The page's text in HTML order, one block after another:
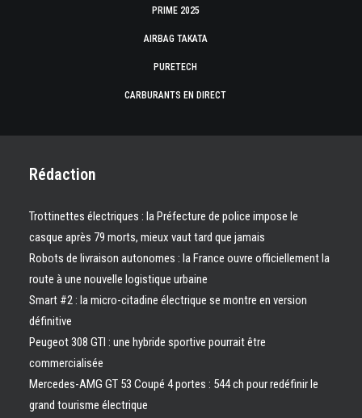
PRIME 2025
AIRBAG TAKATA
PURETECH
CARBURANTS EN DIRECT
Rédaction
Trottinettes électriques : la Préfecture de police impose le
casque après 79 morts, mieux vaut tard que jamais
Robots de livraison autonomes : la France ouvre officiellement la
route à une nouvelle logistique urbaine
Smart #2 : la micro-citadine électrique se montre en version
définitive
Peugeot 308 GTI : une hybride sportive pourrait être
commercialisée
Mercedes-AMG GT 53 Coupé 4 portes : 544 ch pour redéfinir le
grand tourisme électrique